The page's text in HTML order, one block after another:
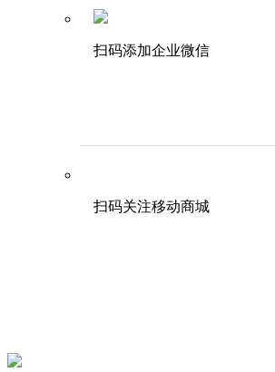
扫码添加企业微信
扫码关注移动商城